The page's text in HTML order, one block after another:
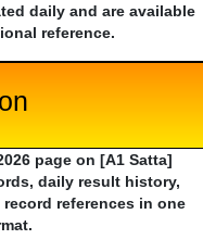
daily and are available
reference.
page on [A1 Satta]
daily result history,
references in one